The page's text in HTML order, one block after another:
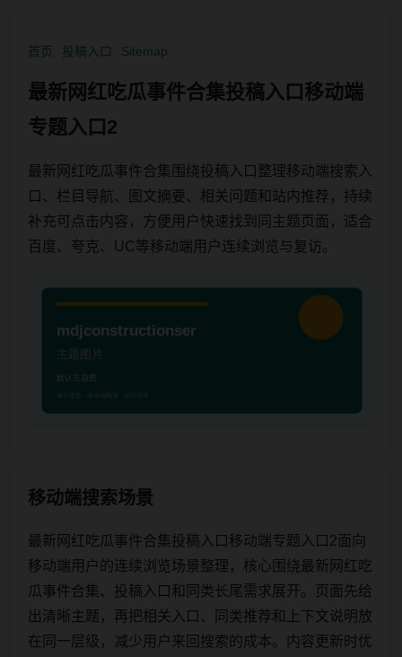
首页 投稿入口 Sitemap
最新网红吃瓜事件合集投稿入口移动端
专题入口2
最新网红吃瓜事件合集围绕投稿入口整理移动端搜索入
口、栏目导航、图文摘要、相关问题和站内推荐，持续
补充可点击内容，方便用户快速找到同主题页面，适合
百度、夸克、UC等移动端用户连续浏览与复访。
移动端搜索场景
最新网红吃瓜事件合集投稿入口移动端专题入口2面向
移动端用户的连续浏览场景整理，核心围绕最新网红吃
瓜事件合集、投稿入口和同类长尾需求展开。页面先给
出清晰主题，再把相关入口、同类推荐和上下文说明放
在同一层级，减少用户来回搜索的成本。内容更新时优